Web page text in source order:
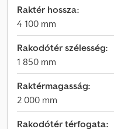
Raktér hossza:
4 100 mm
Rakodótér szélesség:
1 850 mm
Raktérmagasság:
2 000 mm
Rakodótér térfogata: